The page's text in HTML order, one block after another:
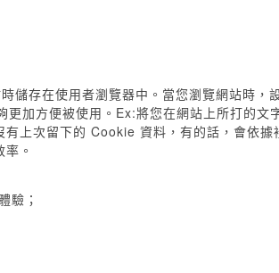
儲存在使用者瀏覽器中。當您瀏覽網站時，
加方便被使用。Ex:將您在網站上所打的文
上次留下的 Cookie 資料，有的話，會依據
。
驗；